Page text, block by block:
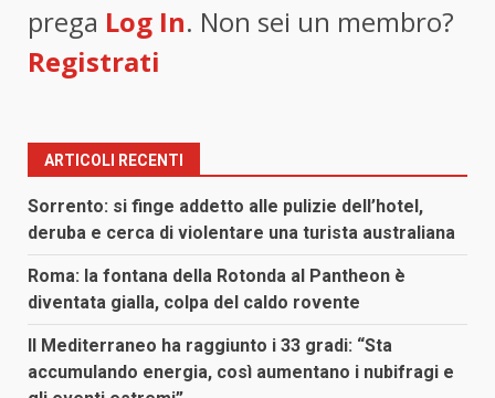
prega Log In. Non sei un membro?
Registrati
ARTICOLI RECENTI
Sorrento: si finge addetto alle pulizie dell’hotel,
deruba e cerca di violentare una turista australiana
Roma: la fontana della Rotonda al Pantheon è
diventata gialla, colpa del caldo rovente
Il Mediterraneo ha raggiunto i 33 gradi: “Sta
accumulando energia, così aumentano i nubifragi e